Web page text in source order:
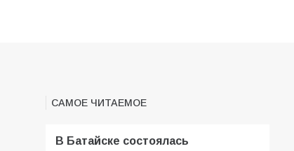
САМОЕ ЧИТАЕМОЕ
В Батайске состоялась